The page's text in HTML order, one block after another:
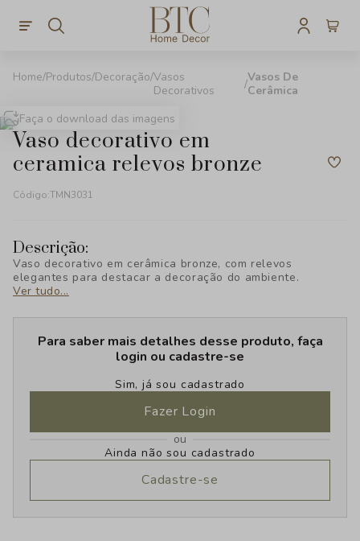
Produtos Decoração Vasos
Decorativos
Vasos De
Cerâmica
Faça o download das imagens
vaso decorativo em
ceramica relevos bronze
Código:TMN3031
Descrição:
Vaso decorativo em cerâmica bronze, com relevos
elegantes para destacar a decoração do ambiente.
Ver tudo...
Para saber mais detalhes desse produto, faça
login ou cadastre-se
Sim, já sou cadastrado
Fazer Login
ou
Ainda não sou cadastrado
Cadastre-se